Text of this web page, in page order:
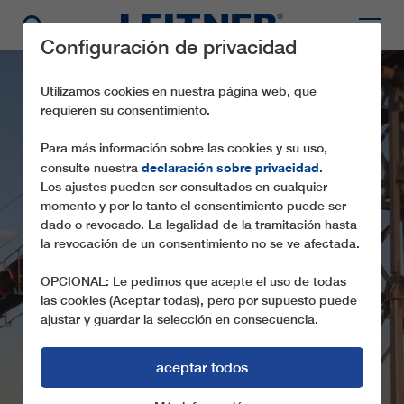
FLYINGBELT -
BARROSO
Configuración de privacidad
Utilizamos cookies en nuestra página web, que
requieren su consentimiento.
Para más información sobre las cookies y su uso,
consulte nuestra declaración sobre privacidad.
Los ajustes pueden ser consultados en cualquier
momento y por lo tanto el consentimiento puede ser
dado o revocado. La legalidad de la tramitación hasta
la revocación de un consentimiento no se ve afectada.
OPCIONAL: Le pedimos que acepte el uso de todas
las cookies (Aceptar todas), pero por supuesto puede
ajustar y guardar la selección en consecuencia.
aceptar todos